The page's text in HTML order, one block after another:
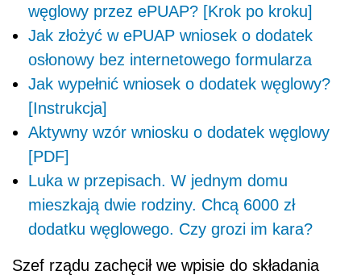
węglowy przez ePUAP? [Krok po kroku]
Jak złożyć w ePUAP wniosek o dodatek
osłonowy bez internetowego formularza
Jak wypełnić wniosek o dodatek węglowy?
[Instrukcja]
Aktywny wzór wniosku o dodatek węglowy
[PDF]
Luka w przepisach. W jednym domu
mieszkają dwie rodziny. Chcą 6000 zł
dodatku węglowego. Czy grozi im kara?
Szef rządu zachęcił we wpisie do składania